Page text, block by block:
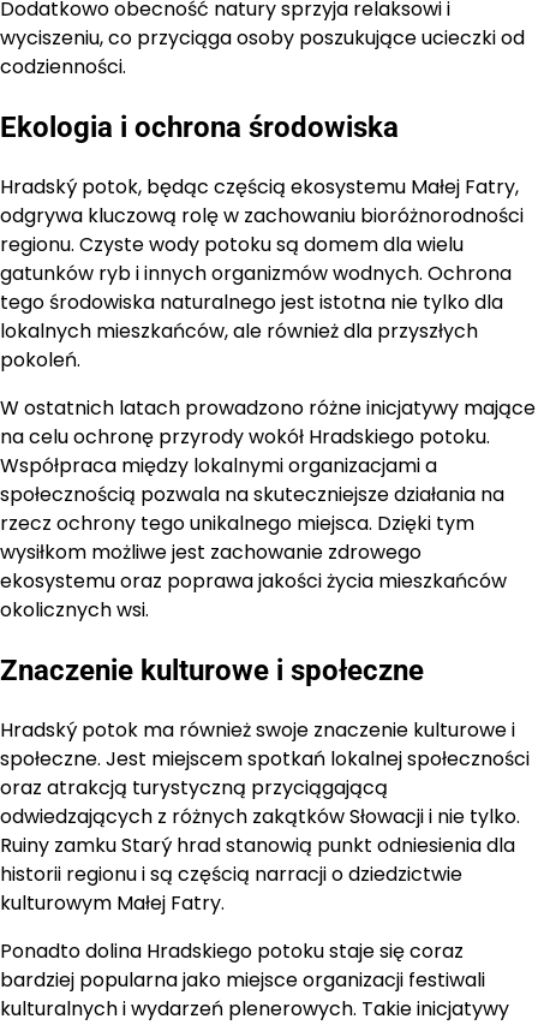
Dodatkowo obecność natury sprzyja relaksowi i
wyciszeniu, co przyciąga osoby poszukujące ucieczki od
codzienności.
Ekologia i ochrona środowiska
Hradský potok, będąc częścią ekosystemu Małej Fatry,
odgrywa kluczową rolę w zachowaniu bioróżnorodności
regionu. Czyste wody potoku są domem dla wielu
gatunków ryb i innych organizmów wodnych. Ochrona
tego środowiska naturalnego jest istotna nie tylko dla
lokalnych mieszkańców, ale również dla przyszłych
pokoleń.
W ostatnich latach prowadzono różne inicjatywy mające
na celu ochronę przyrody wokół Hradskiego potoku.
Współpraca między lokalnymi organizacjami a
społecznością pozwala na skuteczniejsze działania na
rzecz ochrony tego unikalnego miejsca. Dzięki tym
wysiłkom możliwe jest zachowanie zdrowego
ekosystemu oraz poprawa jakości życia mieszkańców
okolicznych wsi.
Znaczenie kulturowe i społeczne
Hradský potok ma również swoje znaczenie kulturowe i
społeczne. Jest miejscem spotkań lokalnej społeczności
oraz atrakcją turystyczną przyciągającą
odwiedzających z różnych zakątków Słowacji i nie tylko.
Ruiny zamku Starý hrad stanowią punkt odniesienia dla
historii regionu i są częścią narracji o dziedzictwie
kulturowym Małej Fatry.
Ponadto dolina Hradskiego potoku staje się coraz
bardziej popularna jako miejsce organizacji festiwali
kulturalnych i wydarzeń plenerowych. Takie inicjatywy